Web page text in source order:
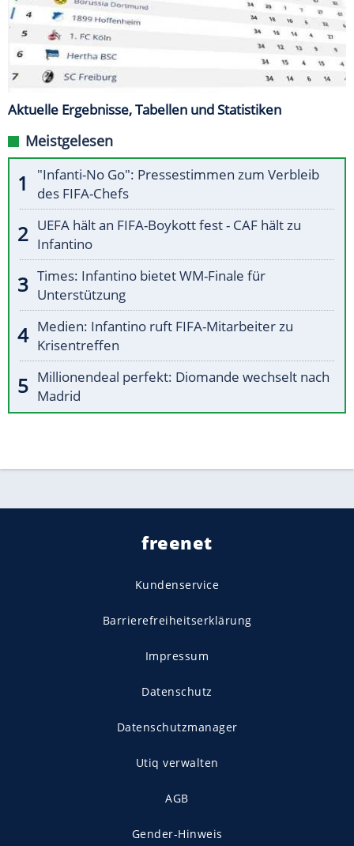
Aktuelle Ergebnisse, Tabellen und Statistiken
Meistgelesen
"Infanti-No Go": Pressestimmen zum Verbleib
des FIFA-Chefs
UEFA hält an FIFA-Boykott fest - CAF hält zu
Infantino
Times: Infantino bietet WM-Finale für
Unterstützung
Medien: Infantino ruft FIFA-Mitarbeiter zu
Krisentreffen
Millionendeal perfekt: Diomande wechselt nach
Madrid
freenet
Kundenservice
Barrierefreiheitserklärung
Impressum
Datenschutz
Datenschutzmanager
Utiq verwalten
AGB
Gender-Hinweis